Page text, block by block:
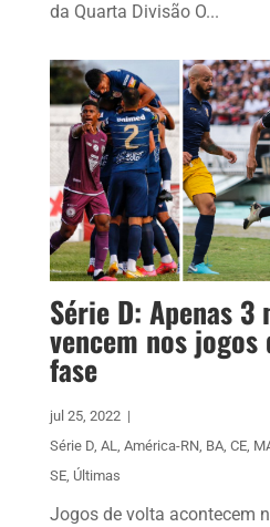
da Quarta Divisão O...
Série D: Apenas
vencem nos jogos
fase
jul 25, 2022 |
Série D, AL, América-RN, BA, CE,
SE, Últimas
Jogos de volta acontecem